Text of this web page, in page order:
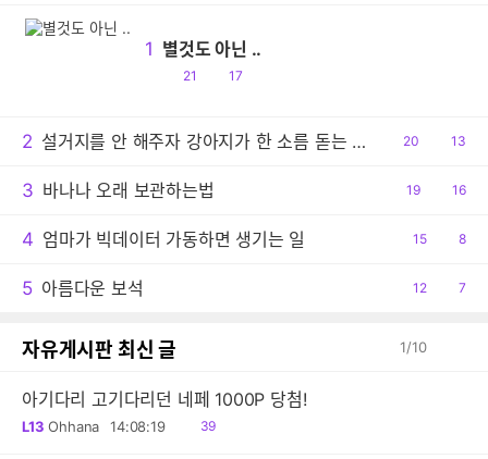
1 별것도 아닌 ..
공
21
댓
17
2 설거지를 안 해주자 강아지가 한 소름 돋는 행동
공
20
댓
13
3 바나나 오래 보관하는법
공
19
댓
16
4 엄마가 빅데이터 가동하면 생기는 일
공
15
댓
8
5 아름다운 보석
공
12
댓
7
자유게시판 최신 글 1/10
아기다리 고기다리던 네페 1000P 당첨!
L13 Ohhana 14:08:19
읽
39